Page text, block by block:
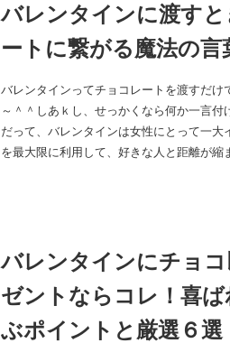
バレンタインに渡す
ートに繋がる魔法の
バレンタインってチョコレートを渡すだけ
～＾＾しあｋし、せっかくなら何か一言付
だって、バレンタインは女性にとって一大
を最大限に利用して、好きな人と距離が縮
バレンタインにチョ
ゼントならコレ！喜
ぶポイントと厳選６選